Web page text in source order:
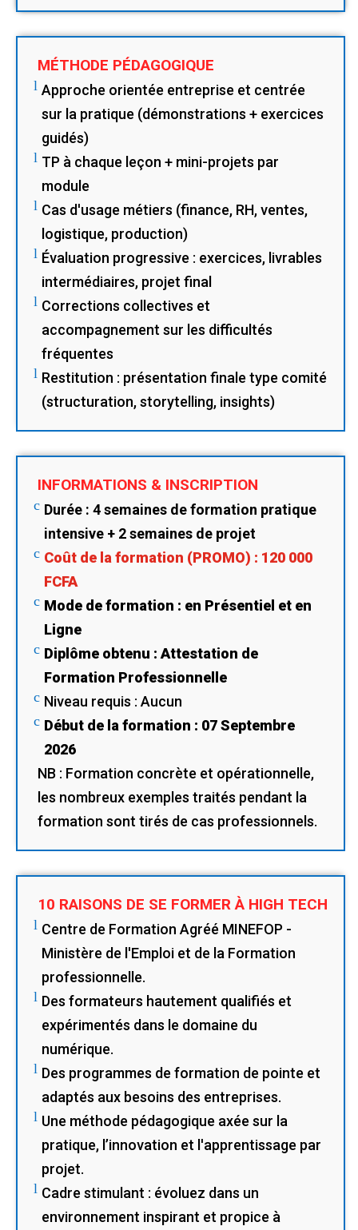
MÉTHODE PÉDAGOGIQUE
l Approche orientée entreprise et centrée
sur la pratique (démonstrations + exercices
guidés)
l TP à chaque leçon + mini-projets par
module
l Cas d'usage métiers (finance, RH, ventes,
logistique, production)
l Évaluation progressive : exercices, livrables
intermédiaires, projet final
l Corrections collectives et
accompagnement sur les difficultés
fréquentes
l Restitution : présentation finale type comité
(structuration, storytelling, insights)
INFORMATIONS & INSCRIPTION
c Durée : 4 semaines de formation pratique
intensive + 2 semaines de projet
c Coût de la formation (PROMO) : 120 000
FCFA
c Mode de formation : en Présentiel et en
Ligne
c Diplôme obtenu : Attestation de
Formation Professionnelle
c Niveau requis : Aucun
c Début de la formation : 07 Septembre
2026
NB : Formation concrète et opérationnelle,
les nombreux exemples traités pendant la
formation sont tirés de cas professionnels.
10 RAISONS DE SE FORMER À HIGH TECH
l Centre de Formation Agréé MINEFOP -
Ministère de l'Emploi et de la Formation
professionnelle.
l Des formateurs hautement qualifiés et
expérimentés dans le domaine du
numérique.
l Des programmes de formation de pointe et
adaptés aux besoins des entreprises.
l Une méthode pédagogique axée sur la
pratique, l’innovation et l'apprentissage par
projet.
l Cadre stimulant : évoluez dans un
environnement inspirant et propice à